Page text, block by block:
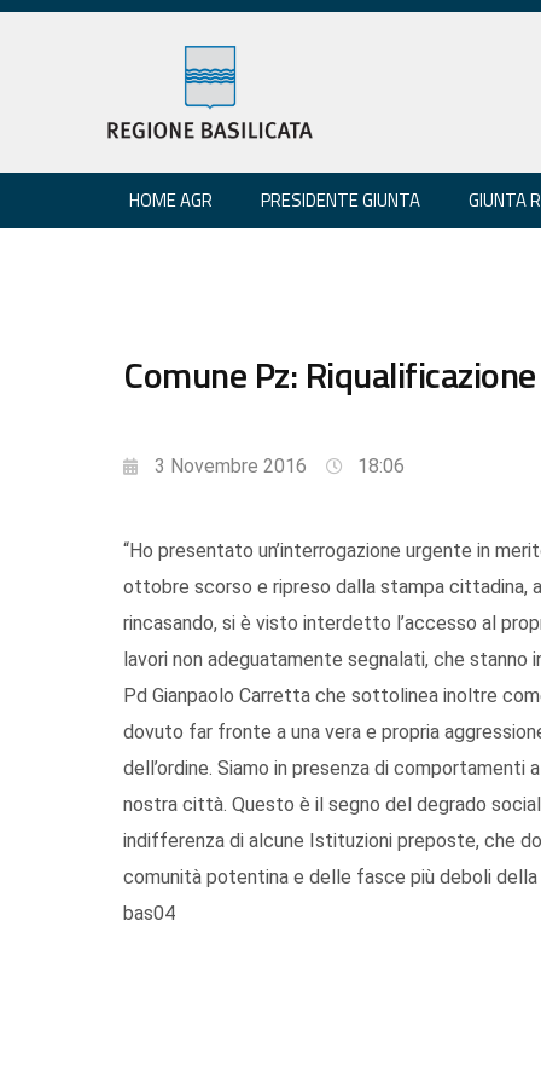
HOME AGR PRESIDENTE GIUNTA GIUNTA
Comune Pz:
3 Novembre 2016 18:06
“Ho presentato un’interrogazione urgente in
ottobre scorso e ripreso dalla stampa cittadina,
rincasando, si è visto interdetto l’accesso al
lavori non adeguatamente segnalati, che
Pd Gianpaolo Carretta che sottolinea inoltre
dovuto far fronte a una vera e propria
dell’ordine. Siamo in presenza di
nostra città. Questo è il segno del degrado
indifferenza di alcune Istituzioni preposte, che
comunità potentina e delle fasce più deboli
bas04